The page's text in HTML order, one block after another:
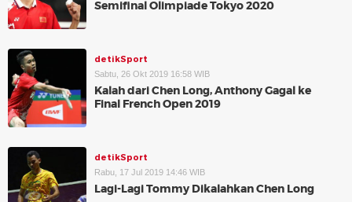
Semifinal Olimpiade Tokyo 2020
detikSport
Sabtu, 26 Okt 2019 16:58 WIB
Kalah dari Chen Long, Anthony Gagal ke
Final French Open 2019
detikSport
Rabu, 17 Jul 2019 14:46 WIB
Lagi-Lagi Tommy Dikalahkan Chen Long